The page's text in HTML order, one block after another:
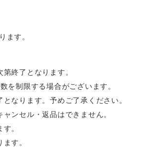
ます。
終了となります。
を制限する場合がございます。
なります。予めご了承ください。
ンセル・返品はできません。
。
す。